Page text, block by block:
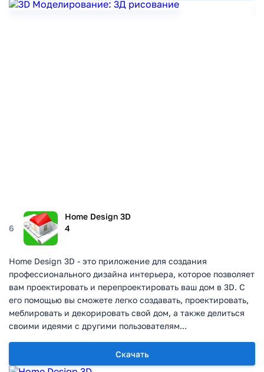
6
Home Design 3D
4
Скачать
Home Design 3D - это приложение для создания
профессионального дизайна интерьера, которое позволяет
вам проектировать и перепроектировать ваш дом в 3D. С
его помощью вы сможете легко создавать, проектировать,
меблировать и декорировать свой дом, а также делиться
своими идеями с другими пользователям...